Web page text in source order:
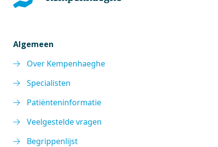
Algemeen
Over Kempenhaeghe
Specialisten
Patiënteninformatie
Veelgestelde vragen
Begrippenlijst